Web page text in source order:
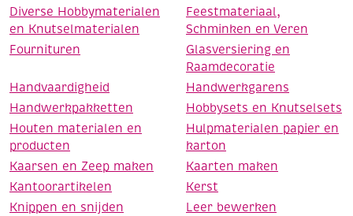
Diverse Hobbymaterialen
en Knutselmaterialen
Feestmateriaal,
Schminken en Veren
Fournituren
Glasversiering en
Raamdecoratie
Handvaardigheid
Handwerkgarens
Handwerkpakketten
Hobbysets en Knutselsets
Houten materialen en
producten
Hulpmaterialen papier en
karton
Kaarsen en Zeep maken
Kaarten maken
Kantoorartikelen
Kerst
Knippen en snijden
Leer bewerken